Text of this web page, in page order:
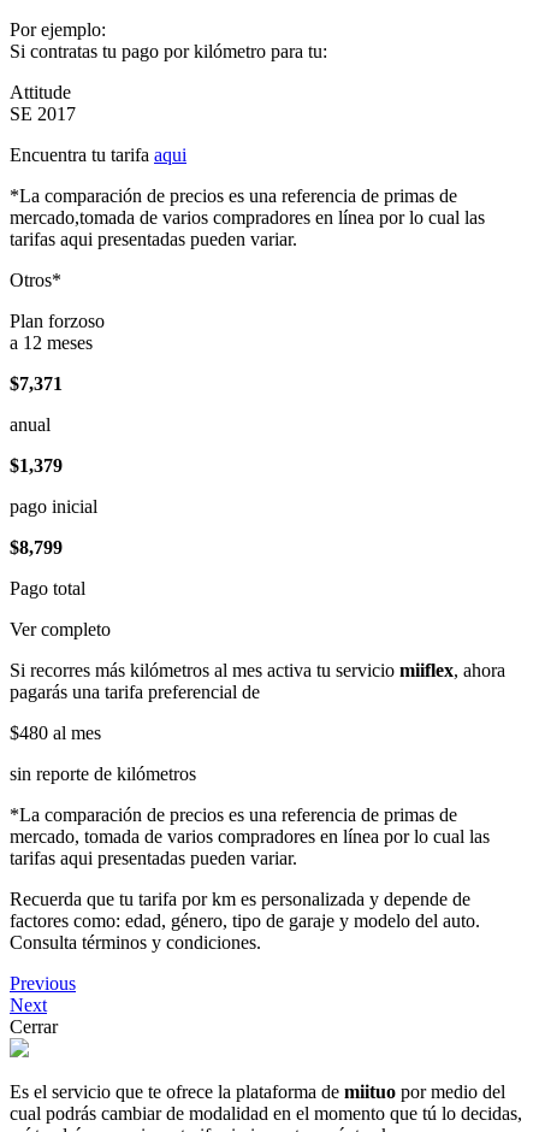
Por ejemplo:
Si contratas tu pago por kilómetro para tu:
Attitude
SE 2017
Encuentra tu tarifa aqui
*La comparación de precios es una referencia de primas de
mercado,tomada de varios compradores en línea por lo cual las
tarifas aqui presentadas pueden variar.
Otros*
Plan forzoso
a 12 meses
$7,371
anual
$1,379
pago inicial
$8,799
Pago total
Ver completo
Si recorres más kilómetros al mes activa tu servicio miiflex, ahora
pagarás una tarifa preferencial de
$480 al mes
sin reporte de kilómetros
*La comparación de precios es una referencia de primas de
mercado, tomada de varios compradores en línea por lo cual las
tarifas aqui presentadas pueden variar.
Recuerda que tu tarifa por km es personalizada y depende de
factores como: edad, género, tipo de garaje y modelo del auto.
Consulta términos y condiciones.
Previous
Next
Cerrar
Es el servicio que te ofrece la plataforma de miituo por medio del
cual podrás cambiar de modalidad en el momento que tú lo decidas,